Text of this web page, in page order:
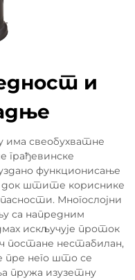
и
има свеобухватне
грађевинске
функционисање
док штите кориснике
Многослојни
са напредним
искључује проток
постане нестабилан,
пре него што се
пружа изузетну